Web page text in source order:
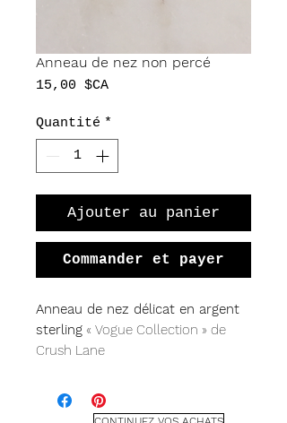
Anneau de nez non percé
15,00 $CAPrix
Quantité *
Ajouter au panier
Commander et payer
Anneau de nez délicat en argent
sterling « Vogue Collection » de
Crush Lane
argent sterling.
Veuillez vous renseigner pour